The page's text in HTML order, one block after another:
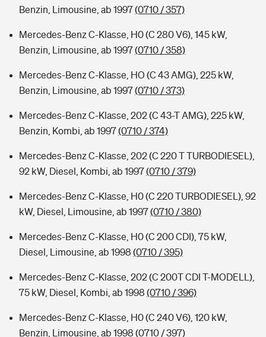
Benzin, Limousine, ab 1997(0710 / 357)
Mercedes-Benz C-Klasse, H0 (C 280 V6), 145 kW,
Benzin, Limousine, ab 1997(0710 / 358)
Mercedes-Benz C-Klasse, HO (C 43 AMG), 225 kW,
Benzin, Limousine, ab 1997(0710 / 373)
Mercedes-Benz C-Klasse, 202 (C 43-T AMG), 225 kW,
Benzin, Kombi, ab 1997(0710 / 374)
Mercedes-Benz C-Klasse, 202 (C 220 T TURBODIESEL),
92 kW, Diesel, Kombi, ab 1997(0710 / 379)
Mercedes-Benz C-Klasse, H0 (C 220 TURBODIESEL), 92
kW, Diesel, Limousine, ab 1997(0710 / 380)
Mercedes-Benz C-Klasse, H0 (C 200 CDI), 75 kW,
Diesel, Limousine, ab 1998 (0710 / 395)
Mercedes-Benz C-Klasse, 202 (C 200T CDI T-MODELL),
75 kW, Diesel, Kombi, ab 1998 (0710 / 396)
Mercedes-Benz C-Klasse, H0 (C 240 V6), 120 kW,
Benzin, Limousine, ab 1998 (0710 / 397)